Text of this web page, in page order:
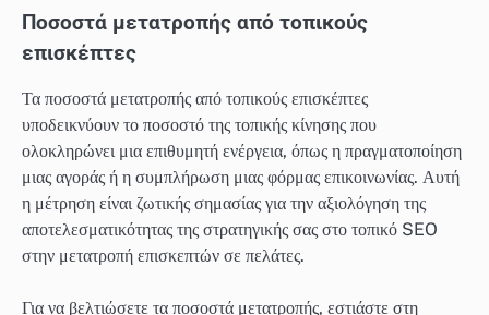
Ποσοστά μετατροπής από τοπικούς
επισκέπτες
Τα ποσοστά μετατροπής από τοπικούς επισκέπτες
υποδεικνύουν το ποσοστό της τοπικής κίνησης που
ολοκληρώνει μια επιθυμητή ενέργεια, όπως η πραγματοποίηση
μιας αγοράς ή η συμπλήρωση μιας φόρμας επικοινωνίας. Αυτή
η μέτρηση είναι ζωτικής σημασίας για την αξιολόγηση της
αποτελεσματικότητας της στρατηγικής σας στο τοπικό SEO
στην μετατροπή επισκεπτών σε πελάτες.
Για να βελτιώσετε τα ποσοστά μετατροπής, εστιάστε στη